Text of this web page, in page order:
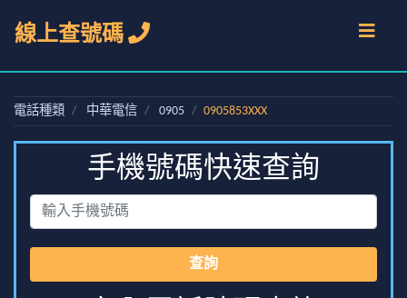
線上查號碼
電話種類 中華電信 0905 0905853XXX
手機號碼快速查詢
查詢